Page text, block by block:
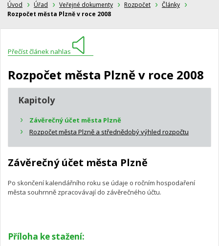
Úvod Úřad Veřejné dokumenty Rozpočet
Články
Rozpočet města Plzně v roce 2008
Přečíst článek nahlas
Rozpočet města Plzně v roce 2008
Kapitoly
Závěrečný účet města Plzně
Rozpočet města Plzně a střednědobý výhled rozpočtu
Závěrečný účet města Plzně
Po skončení kalendářního roku se údaje o ročním hospodaření
města souhrnně zpracovávají do závěrečného účtu.
Příloha ke stažení: